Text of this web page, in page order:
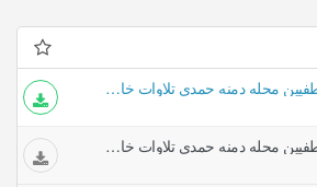
اخر الاسراء والمطفيين محله دمنه حمدي تلاوات خاشعة
اخر الاسراء والمطفيين محله دمنه حمدي تلاوات خاشعة